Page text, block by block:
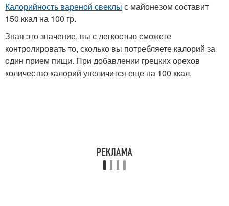
Калорийность вареной свеклы с майонезом составит
150 ккал на 100 гр.
Зная это значение, вы с легкостью сможете
контролировать то, сколько вы потребляете калорий за
один прием пищи. При добавлении грецких орехов
количество калорий увеличится еще на 100 ккал.